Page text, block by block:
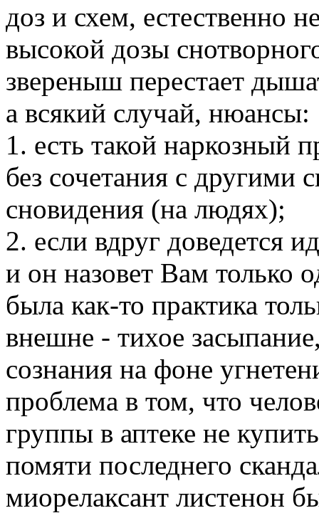
доз и схем, естественно
высокой дозы
звереныш перестает
а всякий случай, нюансы:
1. есть такой наркозный
без сочетания с
сновидения (на людях);
2. если вдруг доведется
и он назовет Вам только
была как-то практика
внешне - тихое
сознания на фоне
проблема в том, что
группы в аптеке не
помяти последнего
миорелаксант листенон